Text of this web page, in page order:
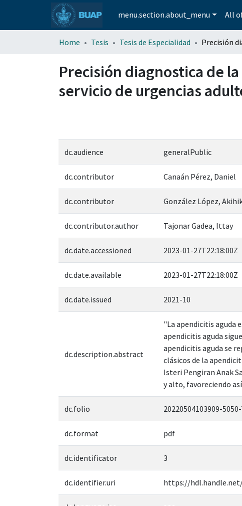
menu.section.about_menu All
Home Tesis Tesis de Especialidad
Precisión diagnostica de
servicio de urgencias
dc.audience generalPublic
dc.contributor Canaán Pérez, Daniel
dc.contributor González López,
dc.contributor.author Tajonar Gadea, Ittay
dc.date.accessioned 2023-01-27T22:18:00Z
dc.date.available 2023-01-27T22:18:00Z
dc.date.issued 2021-10
dc.description.abstract
"La apendicitis aguda
apendicitis aguda
apendicitis aguda se
clásicos de la
Isteri Pengiran Anak
y alto, favoreciendo
dc.folio 20220504103909-
dc.format pdf
dc.identificator 3
dc.identifier.uri https://hdl.handle.net/